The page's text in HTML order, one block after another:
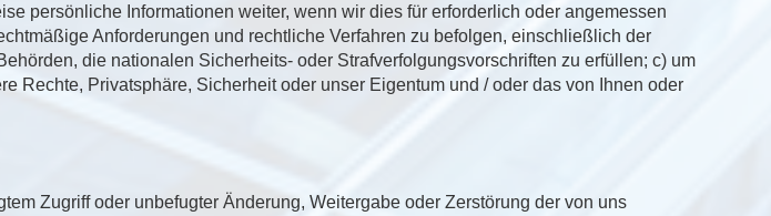
persönliche Informationen weiter, wenn wir dies für erforderlich oder angemessen
Anforderungen und rechtliche Verfahren zu befolgen, einschließlich der
die nationalen Sicherheits- oder Strafverfolgungsvorschriften zu erfüllen; c) um
Rechte, Privatsphäre, Sicherheit oder unser Eigentum und / oder das von Ihnen oder
Zugriff oder unbefugter Änderung, Weitergabe oder Zerstörung der von uns